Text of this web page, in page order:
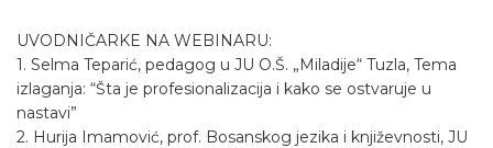
UVODNIČARKE NA WEBINARU:
1. Selma Teparić, pedagog u JU O.Š. „Miladije“ Tuzla, Tema
izlaganja: “Šta je profesionalizacija i kako se ostvaruje u
nastavi”
2. Hurija Imamović, prof. Bosanskog jezika i književnosti, JU